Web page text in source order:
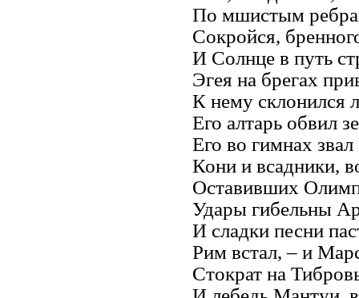
По мшистым
Сокройся,
И Солнце в путь
Эгея на брегах
К нему склонился
Его алтарь обвил
Его во гимнах
Кони и всадники,
Оставивших
Удары гибельны
И сладки песни
Рим встал, – и
Стократ на